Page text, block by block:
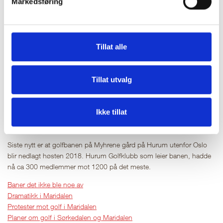
Tillat alle
Tillat utvalg
Ikke tillat
bane enn de fleste tror, og uten nok med- lemmer som betaler gildet,
skyldes rett og slett kryssende interesser i forhold til andre
grupperinger i samfunnet. Her er et eksempel:
Dramatikk i Maridalen
Golf var lenge ansett som en sport for spesielt interesserte og ikke så
lite snobbete. Motstanden var stor i politiske kretser, blant
Skjeberg, på Onsøy og ikke minst i Groruddalen gjorde golfen
politisk stueren, men det har vært tyngre å overbevise de andre.
Siste nytt er at golfbanen på Myhrene gård på Hurum utenfor Oslo
blir nedlagt høsten 2018. Hurum Golfklubb som leier banen, hadde
nå ca 300 medlemmer mot 1200 på det meste.
Baner det ikke ble noe av
Dramatikk i Maridalen
Protester mot golf i Maridalen
Planer om golf i Sørkedalen og Maridalen